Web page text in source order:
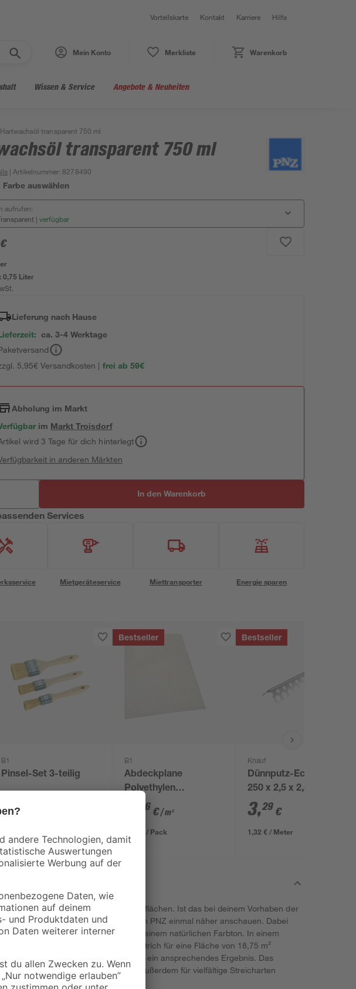
Vorteilskarte Kontakt Karriere Hilfe
Mein Konto Merkliste Warenkorb
Wissen & Service Angebote & Neuheiten
Hartwachsöl transparent 750 ml
transparent 750 ml
| Artikelnummer: 8278490
Farbe auswählen
aufrufen:
| verfügbar
€
0,75 Liter
Lieferung nach Hause
ca. 3-4 Werktage
5,95€ Versandkosten | frei ab 59€
Abholung im Markt
im MarktTroisdorf
wird 3 Tage für dich hinterlegt
in anderen Märkten
In den Warenkorb
Services
Mietgeräteservice Miettransporter Energie sparen
B1
Pinsel-Set 3-teilig
5,29
Bestseller
B1
Abdeckplane
Polyethylen
transparent 4 x 5 m
06 €/ m²
1,29 € / Pack
Bestseller
Knauf
Dünnputz-Eckleiste
250 x 2,5 x 2,5 cm
3,29 €
1,32 € / Meter
beinhaltet häufig die Pflege von Oberflächen. Ist das bei deinem Vorhaben der
solltest du dir dieses Hartwachsöl von PNZ einmal näher anschauen. Dabei
deinem Werkstück einen Anstrich in einem natürlichen Farbton. In einem
sind 0,75 l enthalten, die bei einem Anstrich für eine Fläche von 18,75 m²
Empfohlen sind aber 2 Anstriche für ein ansprechendes Ergebnis. Das
auf lösemittelhaltiger Basis kann außerdem für vielfältige Streicharten